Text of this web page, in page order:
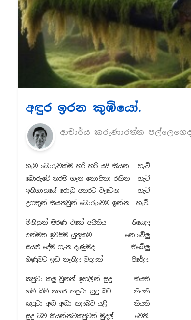
අඳුර ඉරන කුඹියෝ.
ආචාර්ය කරුණාරත්න
හැම බොරුවක්ම හරි හරි යයි කියන
හැටි
බොරුවේ තරම ගැන නොසිතා රකින
හැටි
ඉතිහාසයේ රොඩු අතරට වැටෙන
හැටි
උගතුන් කියනවුන් බොරුවෙම ඉන්න
හැටි.
මිනිසුන් මරණ එකේ අයිතිය
තියෙලු
අන්මත ඉවසිම යුතුකම
නොවේලු
සියළු දේම ගැන දැණුමද
තිබේලු
ගිණුමට ඉඩ නැතිලු මුදලුත්
පිරේලු.
කපුටා කලු වුනත් ඉහලින් සුදු
කියති
ගම් බිම් නගර කපුටා සුදු බව
කියති
කපුටා අඬ අඬා කලුබව යළි
කියති
සුදු බව කියන්නටකපුටත් මුදල්
වෙති.